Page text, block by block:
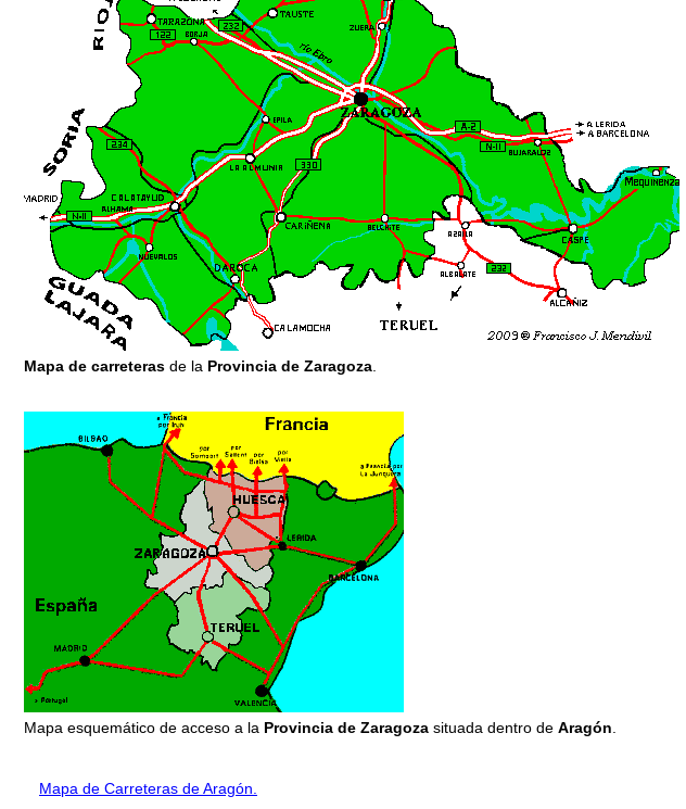
Mapa de carreteras de la Provincia de Zaragoza
Mapa esquemático de acceso a la Provincia de Zaragoza situada dentro de Aragón
Mapa de Carreteras de Aragón.